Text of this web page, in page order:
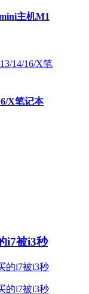
主机M1
X笔记本
i7被i3秒